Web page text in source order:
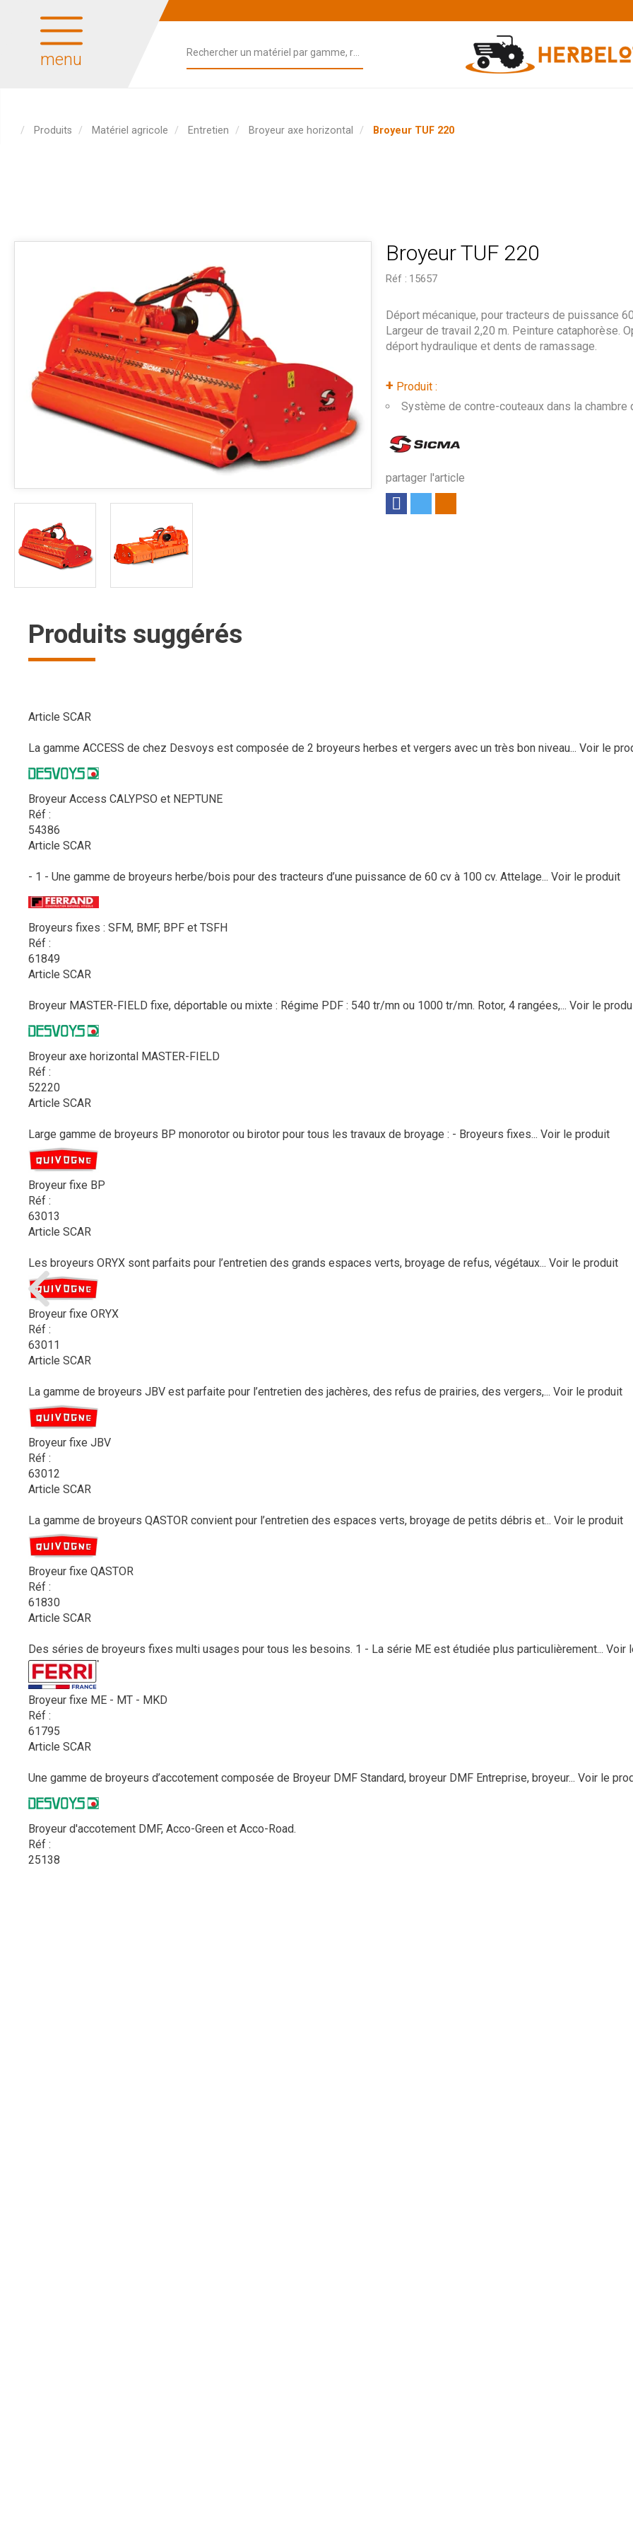
menu
Produits Matériel agricole Entretien Broyeur axe horizontal Broyeur TUF 220
Broyeur TUF 220
Réf : 15657
+ Produit :
Système de contre-couteaux dans la chambre
partager l'article
Déport mécanique, pour tracteurs de puissance
Largeur de travail 2,20 m. Peinture cataphorèse.
déport hydraulique et dents de ramassage.
Produits suggérés
Article SCAR
La gamme ACCESS de chez Desvoys est composée de 2 broyeurs herbes et vergers avec un très bon niveau... Voir le
Broyeur Access CALYPSO et NEPTUNE
Réf :
54386
Article SCAR
- 1 - Une gamme de broyeurs herbe/bois pour des tracteurs d’une puissance de 60 cv à 100 cv. Attelage... Voir le produit
Broyeurs fixes : SFM, BMF, BPF et TSFH
Réf :
61849
Article SCAR
Broyeur MASTER-FIELD fixe, déportable ou mixte : Régime PDF : 540 tr/mn ou 1000 tr/mn. Rotor, 4 rangées,... Voir le
Broyeur axe horizontal MASTER-FIELD
Réf :
52220
Article SCAR
Large gamme de broyeurs BP monorotor ou birotor pour tous les travaux de broyage : - Broyeurs fixes... Voir le produit
Broyeur fixe BP
Réf :
63013
Article SCAR
Les broyeurs ORYX sont parfaits pour l’entretien des grands espaces verts, broyage de refus, végétaux... Voir le produit
Broyeur fixe ORYX
Réf :
63011
Article SCAR
La gamme de broyeurs JBV est parfaite pour l’entretien des jachères, des refus de prairies, des vergers,... Voir le produit
Broyeur fixe JBV
Réf :
63012
Article SCAR
La gamme de broyeurs QASTOR convient pour l’entretien des espaces verts, broyage de petits débris et... Voir le produit
Broyeur fixe QASTOR
Réf :
61830
Article SCAR
Des séries de broyeurs fixes multi usages pour tous les besoins. 1 - La série ME est étudiée plus particulièrement... Voir
Broyeur fixe ME - MT - MKD
Réf :
61795
Article SCAR
Une gamme de broyeurs d’accotement composée de Broyeur DMF Standard, broyeur DMF Entreprise, broyeur... Voir le
Broyeur d'accotement DMF, Acco-Green et Acco-Road.
Réf :
25138